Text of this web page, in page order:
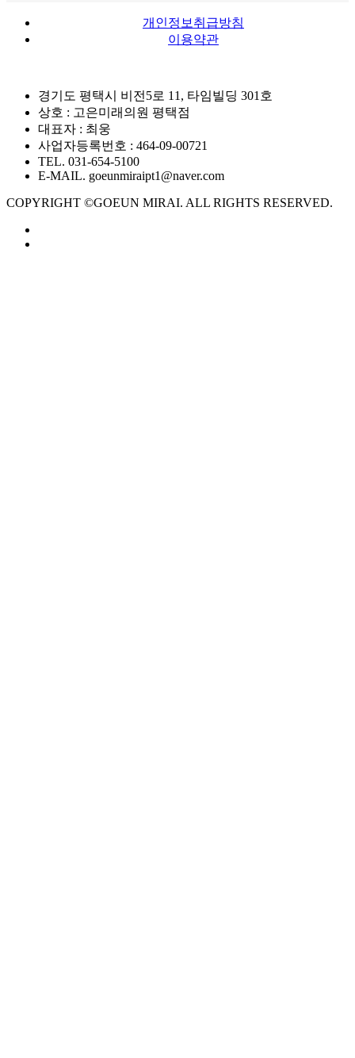
개인정보취급방침
이용약관
경기도 평택시 비전5로 11, 타임빌딩 301호
상호 : 고은미래의원 평택점
대표자 : 최웅
사업자등록번호 : 464-09-00721
TEL. 031-654-5100
E-MAIL. goeunmiraipt1@naver.com
COPYRIGHT ©GOEUN MIRAI. ALL RIGHTS RESERVED.